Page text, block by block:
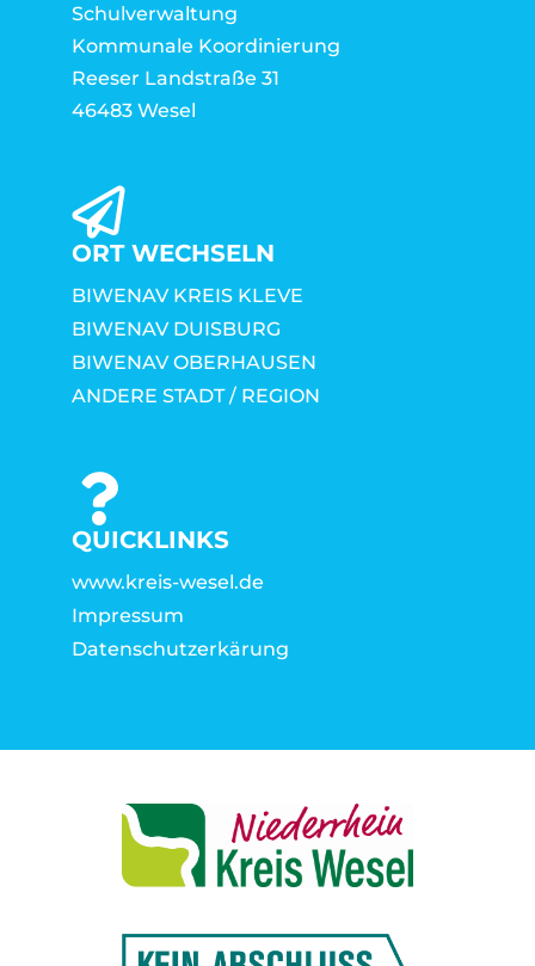
Schulverwaltung
Kommunale Koordinierung
Reeser Landstraße 31
46483 Wesel
ORT WECHSELN
BIWENAV KREIS KLEVE
BIWENAV DUISBURG
BIWENAV OBERHAUSEN
ANDERE STADT / REGION
QUICKLINKS
www.kreis-wesel.de
Impressum
Datenschutzerkärung